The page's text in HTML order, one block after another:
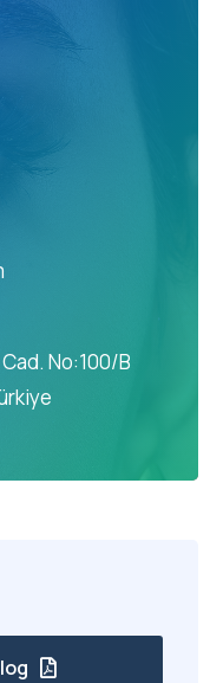
No:100/B